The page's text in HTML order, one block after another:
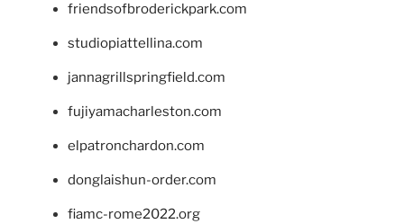
friendsofbroderickpark.com
studiopiattellina.com
jannagrillspringfield.com
fujiyamacharleston.com
elpatronchardon.com
donglaishun-order.com
fiamc-rome2022.org